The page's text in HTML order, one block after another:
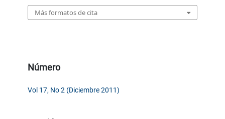
Más formatos de cita
Número
Vol 17, No 2 (Diciembre 2011)